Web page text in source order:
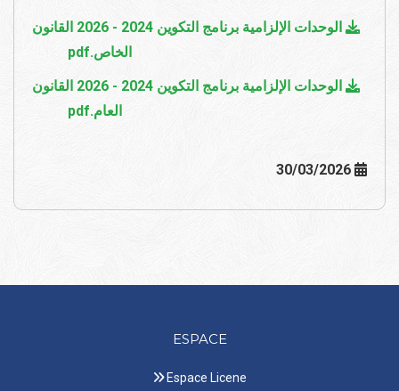
الوحدات الإلزامية برنامج التكوين 2024 - 2026 القانون
الخاص.pdf
الوحدات الإلزامية برنامج التكوين 2024 - 2026 القانون
العام.pdf
ESPACE
Espace Licene